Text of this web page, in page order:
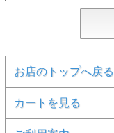
お店のトップへ戻る
カートを見る